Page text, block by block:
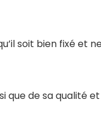
soit bien fixé et
que de sa qualité et